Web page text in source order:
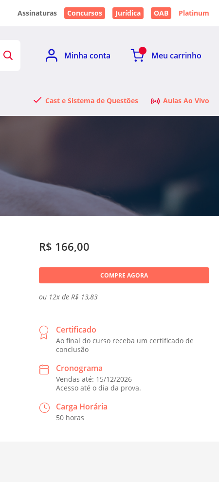
Assinaturas Concursos Jurídica OAB Platinum
Minha conta Meu carrinho
Cast e Sistema de Questões Aulas Ao Vivo
R$ 166,00
COMPRE AGORA
ou 12x de R$ 13,83
Certificado
Ao final do curso receba um certificado de
conclusão
Cronograma
Vendas até: 15/12/2026
Acesso até o dia da prova.
Carga Horária
50 horas